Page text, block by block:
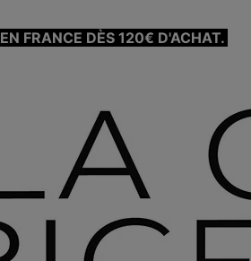
FRANCE DÈS 120€ D'ACHAT.